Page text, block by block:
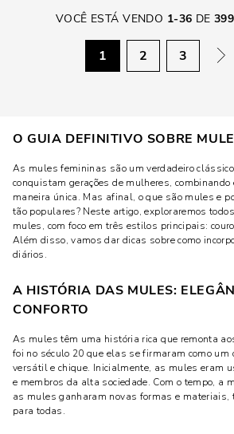
VOCÊ ESTÁ VENDO 1-36 DE399
1 2 3
O GUIA DEFINITIVO SOBRE
As mules femininas são um verdadeiro
conquistam gerações de mulheres, combinando
maneira única. Mas afinal, o que são mules e
tão populares? Neste artigo, exploraremos
mules, com foco em três estilos principais:
Além disso, vamos dar dicas sobre como
diários.
A HISTÓRIA DAS MULES:
CONFORTO
As mules têm uma história rica que remonta
foi no século 20 que elas se firmaram como um
versátil e chique. Inicialmente, as mules eram
e membros da alta sociedade. Com o tempo, a
as mules ganharam novas formas e materiais,
para todas.